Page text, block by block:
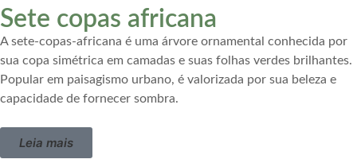
Sete copas africana
A sete-copas-africana é uma árvore ornamental conhecida por
sua copa simétrica em camadas e suas folhas verdes brilhantes.
Popular em paisagismo urbano, é valorizada por sua beleza e
capacidade de fornecer sombra.
Leia mais